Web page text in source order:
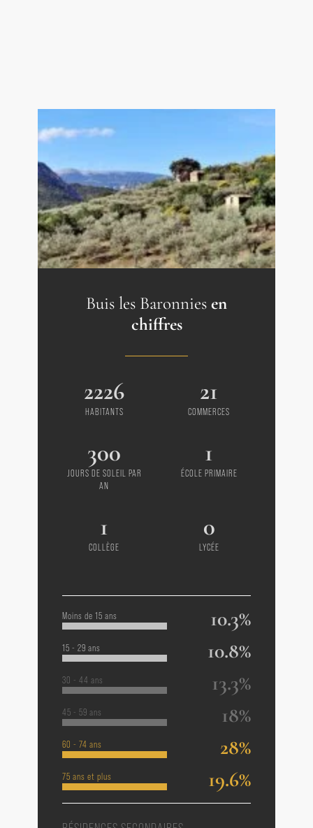
Buis les Baronnies en
chiffres
2226
HABITANTS
21
COMMERCES
300
JOURS DE SOLEIL PAR
AN
1
ÉCOLE PRIMAIRE
1
COLLÈGE
0
LYCÉE
Moins de 15 ans 10.3%
15 - 29 ans 10.8%
30 - 44 ans 13.3%
45 - 59 ans 18%
60 - 74 ans 28%
75 ans et plus 19.6%